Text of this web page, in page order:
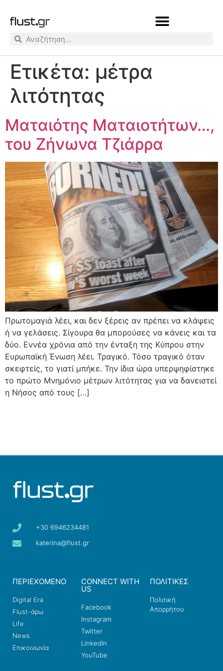
Ετικέτα: μέτρα
λιτότητας
Ματαιότης Ματαιοτήτων…,
του Ζήνωνα Τζιάρρα
Πρωτομαγιά λέει, και δεν ξέρεις αν πρέπει να κλάψεις
ή να γελάσεις. Σίγουρα θα μπορούσες να κάνεις και τα
δύο. Εννέα χρόνια από την ένταξη της Κύπρου στην
Ευρωπαϊκή Ένωση λέει. Τραγικό. Τόσο τραγικό όταν
σκεφτείς, το γιατί μπήκε. Την ίδια ώρα υπερψηφίστηκε
το πρώτο Μνημόνιο μέτρων λιτότητας για να δανειστεί
η Νήσος από τους […]
+30 6946234481
katerina@flust.gr
ΠΕΡΙΕΧΟΜΕΝΟ
Digital Era
Flust-άρω
Life
News
Επικοινωνία
CONNECT WITH
US
Facebook
Instagram
Twitter
LinkedIn
YouTube
ΠΟΛΙΤΙΚΕΣ
Πολιτική
Απορρήτου